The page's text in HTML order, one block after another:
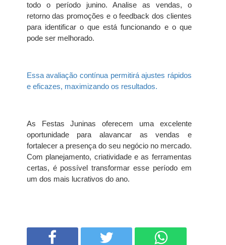
todo o período junino. Analise as vendas, o
retorno das promoções e o feedback dos clientes
para identificar o que está funcionando e o que
pode ser melhorado.
Essa avaliação contínua permitirá ajustes rápidos
e eficazes, maximizando os resultados.
As Festas Juninas oferecem uma excelente
oportunidade para alavancar as vendas e
fortalecer a presença do seu negócio no mercado.
Com planejamento, criatividade e as ferramentas
certas, é possível transformar esse período em
um dos mais lucrativos do ano.